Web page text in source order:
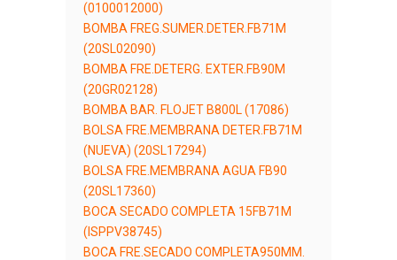
(0100012000)
BOMBA FREG.SUMER.DETER.FB71M
(20SL02090)
BOMBA FRE.DETERG. EXTER.FB90M
(20GR02128)
BOMBA BAR. FLOJET B800L (17086)
BOLSA FRE.MEMBRANA DETER.FB71M
(NUEVA) (20SL17294)
BOLSA FRE.MEMBRANA AGUA FB90
(20SL17360)
BOCA SECADO COMPLETA 15FB71M
(ISPPV38745)
BOCA FRE.SECADO COMPLETA950MM.